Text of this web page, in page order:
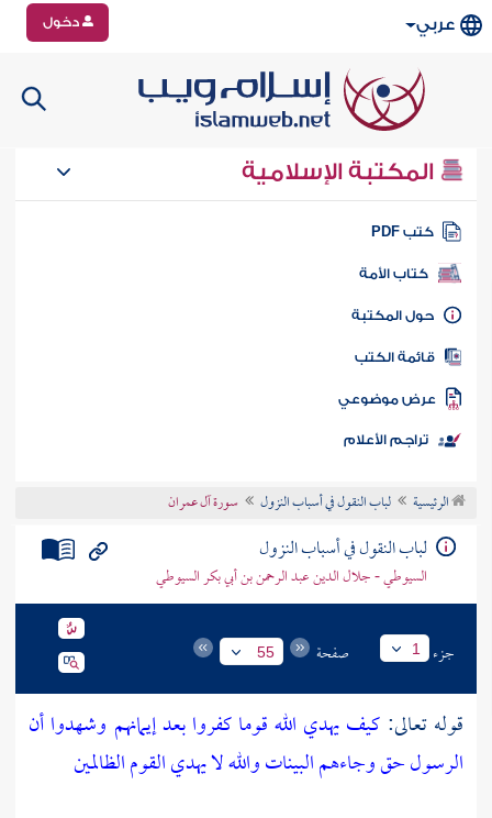
عربي دخول
المكتبة الإسلامية
كتب PDF
كتاب الأمة
المكتبة
الكتب
موضوعي
تراجم الأعلام
الرئيسية لباب النقول في أسباب النزول سورة آل عمران
لباب النقول في أسباب النزول
السيوطي - جلال الدين عبد الرحمن بن أبي بكر السيوطي
جزء 1 صفحة 55
قوله تعالى: كيف يهدي الله قوما كفروا بعد إيمانهم وشهدوا أن
الرسول حق وجاءهم البينات والله لا يهدي القوم الظالمين